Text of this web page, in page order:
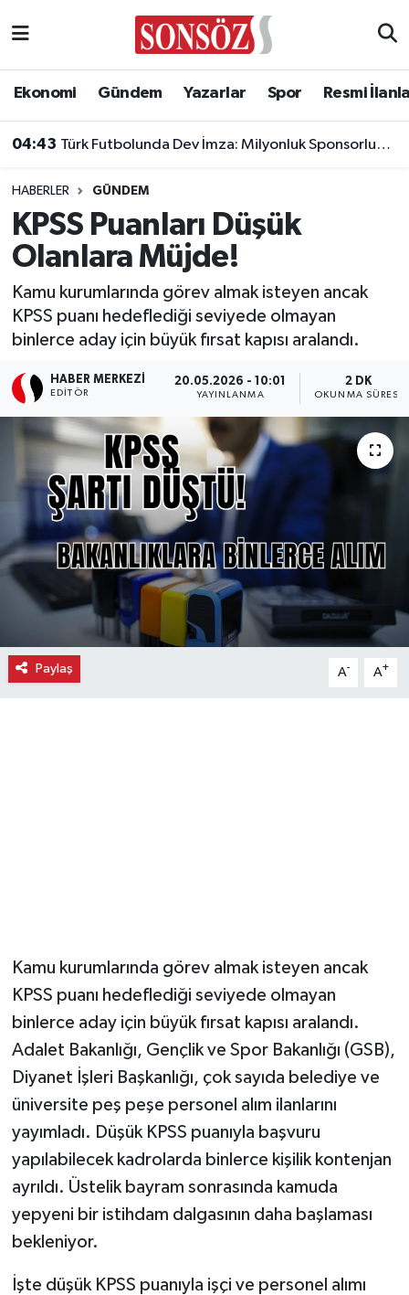
Ekonomi Gündem Yazarlar Spor Resmi
04:43 Türk Futbolunda Dev İmza: Milyonluk Sponsorluk Anlaşması Uzatıldı!
HABERLER GÜNDEM
KPSS Puanları Düşük
Olanlara Müjde!
Kamu kurumlarında görev almak isteyen ancak
KPSS puanı hedeflediği seviyede olmayan
binlerce aday için büyük fırsat kapısı aralandı.
HABER MERKEZI
EDITÖR
20.05.2026 - 10:01
YAYINLANMA
2 DK
OKUNMA SÜRESI
Paylaş A- A+
Kamu kurumlarında görev almak isteyen ancak
KPSS puanı hedeflediği seviyede olmayan
binlerce aday için büyük fırsat kapısı aralandı.
Adalet Bakanlığı, Gençlik ve Spor Bakanlığı (GSB),
Diyanet İşleri Başkanlığı, çok sayıda belediye ve
üniversite peş peşe personel alım ilanlarını
yayımladı. Düşük KPSS puanıyla başvuru
yapılabilecek kadrolarda binlerce kişilik kontenjan
ayrıldı. Üstelik bayram sonrasında kamuda
yepyeni bir istihdam dalgasının daha başlaması
bekleniyor.
İşte düşük KPSS puanıyla işçi ve personel alımı
Asayiş
Biyografi
Çevre
Diğer
Dünya
Eğitim
Ekonomi
Eleman
Emlak
Gündem
Gurme
Haber
Seri İlan
Siyaset
Sokak Hayvanlarını Sahiplendirme
Sonsöz Özel
Spor
Vasıta
Yaşam
Ankara Nöbetçi Eczaneler
Ankara Trafik Yoğunluk Haritası
Süper Lig Puan Durumu ve Fikstür
Tüm Manşetler
Son Dakika Haberleri
Haber Arşivi